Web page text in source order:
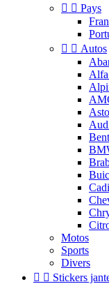
  Pays
  Autos
Motos
Sports
Divers
  Stickers